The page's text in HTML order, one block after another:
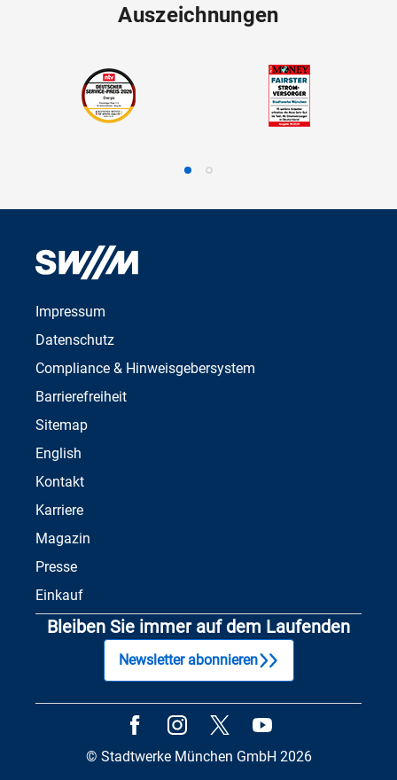
Auszeichnungen
Impressum
Datenschutz
Compliance & Hinweisgebersystem
Barrierefreiheit
Sitemap
English
Kontakt
Karriere
Magazin
Presse
Einkauf